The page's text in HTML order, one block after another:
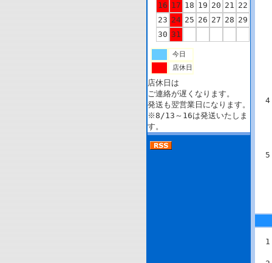
16 17 18 19 20 21 22
23 24 25 26 27 28 29
30 31
今日
店休日
店休日は
ご連絡が遅くなります。
発送も翌営業日になります。
※8/13～16は発送いたしま
す。